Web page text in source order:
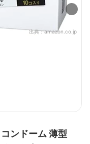
出典：amazon.co.jp
ンドーム 薄型